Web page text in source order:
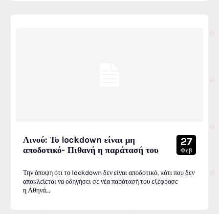
Λινού: Το lockdown είναι μη
αποδοτικό- Πιθανή η παράτασή του
27
Φεβ
Την άποψη ότι το lockdown δεν είναι αποδοτικό, κάτι που δεν
αποκλείεται να οδηγήσει σε νέα παράτασή του εξέφρασε
η Αθηνά...